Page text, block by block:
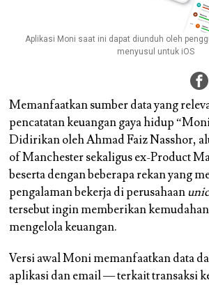
Aplikasi Moni saat ini dapat diunduh oleh
menyusul untuk iOS
Memanfaatkan sumber data yang
pencatatan keuangan gaya hidup
Didirikan oleh Ahmad Faiz Nasshor,
of Manchester sekaligus ex-Product
beserta dengan beberapa rekan yang
pengalaman bekerja di perusahaan
tersebut ingin memberikan
mengelola keuangan.
Versi awal Moni memanfaatkan data
aplikasi dan email — terkait transaksi